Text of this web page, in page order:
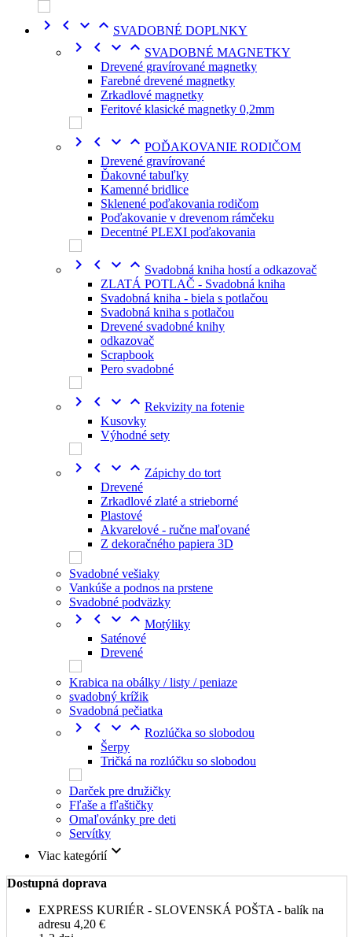
    SVADOBNÉ DOPLNKY
    SVADOBNÉ MAGNETKY
Drevené gravírované magnetky
Farebné drevené magnetky
Zrkadlové magnetky
Feritové klasické magnetky 0,2mm
    POĎAKOVANIE RODIČOM
Drevené gravírované
Ďakovné tabuľky
Kamenné bridlice
Sklenené poďakovania rodičom
Poďakovanie v drevenom rámčeku
Decentné PLEXI poďakovania
    Svadobná kniha hostí a odkazovač
ZLATÁ POTLAČ - Svadobná kniha
Svadobná kniha - biela s potlačou
Svadobná kniha s potlačou
Drevené svadobné knihy
odkazovač
Scrapbook
Pero svadobné
    Rekvizity na fotenie
Kusovky
Výhodné sety
    Zápichy do tort
Drevené
Zrkadlové zlaté a strieborné
Plastové
Akvarelové - ručne maľované
Z dekoračného papiera 3D
Svadobné vešiaky
Vankúše a podnos na prstene
Svadobné podväzky
    Motýliky
Saténové
Drevené
Krabica na obálky / listy / peniaze
svadobný krížik
Svadobná pečiatka
    Rozlúčka so slobodou
Šerpy
Tričká na rozlúčku so slobodou
Darček pre družičky
Fľaše a fľaštičky
Omaľovánky pre deti
Servítky
Viac kategórií
Dostupná doprava
EXPRESS KURIÉR - SLOVENSKÁ POŠTA - balík na
adresu 4,20 €